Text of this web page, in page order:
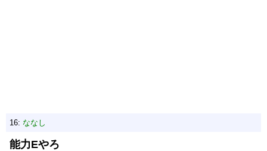
16: ななし
能力Eやろ